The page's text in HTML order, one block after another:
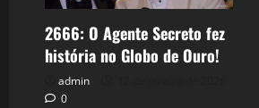
2666: O Agente Secreto fez
história no Globo de Ouro!
admin
0